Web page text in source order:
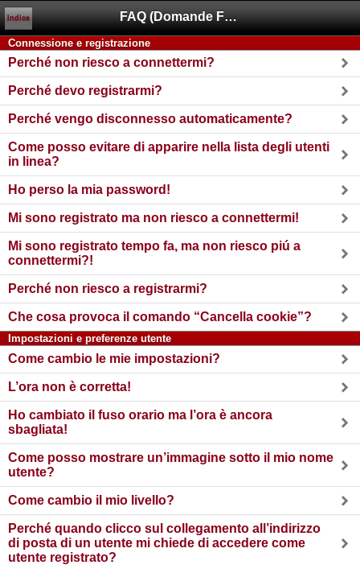
FAQ (Domande Frequenti)
Indice
Connessione e registrazione
Perché non riesco a connettermi?
Perché devo registrarmi?
Perché vengo disconnesso automaticamente?
Come posso evitare di apparire nella lista degli utenti
in linea?
Ho perso la mia password!
Mi sono registrato ma non riesco a connettermi!
Mi sono registrato tempo fa, ma non riesco piú a
connettermi?!
Perché non riesco a registrarmi?
Che cosa provoca il comando “Cancella cookie”?
Impostazioni e preferenze utente
Come cambio le mie impostazioni?
L’ora non è corretta!
Ho cambiato il fuso orario ma l’ora è ancora
sbagliata!
Come posso mostrare un’immagine sotto il mio nome
utente?
Come cambio il mio livello?
Perché quando clicco sul collegamento all’indirizzo
di posta di un utente mi chiede di accedere come
utente registrato?